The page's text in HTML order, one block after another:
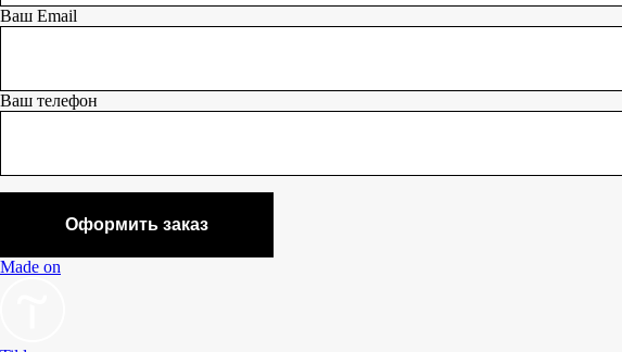
Ваш Email
Ваш телефон
Оформить заказ
Made on